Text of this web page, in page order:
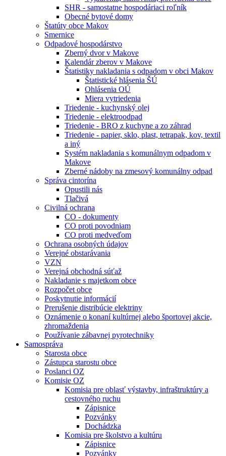
SHR - samostatne hospodáriaci roľník
Obecné bytové domy
Štatúty obce Makov
Smernice
Odpadové hospodárstvo
Zberný dvor v Makove
Kalendár zberov v Makove
Štatistiky nakladania s odpadom v obci Makov
Štatistické hlásenia ŠÚ
Ohlásenia OÚ
Miera vytriedenia
Triedenie - kuchynský olej
Triedenie - elektroodpad
Triedenie - BRO z kuchyne a zo záhrad
Triedenie - papier, sklo, plast, tetrapak, kov, textil
a iný
Systém nakladania s komunálnym odpadom v
Makove
Zberné nádoby na zmesový komunálny odpad
Správa cintorína
Opustili nás
Tlačivá
Civilná ochrana
CO - dokumenty
CO proti povodniam
CO proti medveďom
Ochrana osobných údajov
Verejné obstarávania
VZN
Verejná obchodná súťaž
Nakladanie s majetkom obce
Rozpočet obce
Poskytnutie informácií
Prerušenie distribúcie elektriny
Oznámenie o konaní kultúrnej alebo športovej akcie,
zhromaždenia
Používanie zábavnej pyrotechniky
Samospráva
Starosta obce
Zástupca starostu obce
Poslanci OZ
Komisie OZ
Komisia pre oblasť výstavby, infraštruktúry a
cestovného ruchu
Zápisnice
Pozvánky
Dochádzka
Komisia pre školstvo a kultúru
Zápisnice
Pozvánky